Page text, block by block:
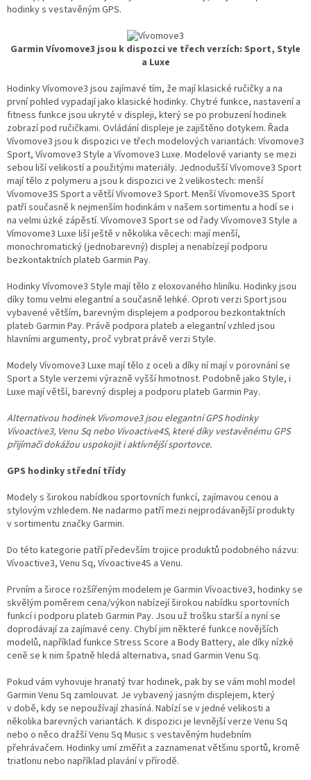
hodinky s vestavěným GPS.
Garmin Vívomove3 jsou k dispozci ve třech verzích: Sport, Style
a Luxe
Hodinky Vívomove3 jsou zajímavé tím, že mají klasické ručičky a na
první pohled vypadají jako klasické hodinky. Chytré funkce, nastavení a
fitness funkce jsou ukryté v displeji, který se po probuzení hodinek
zobrazí pod ručičkami. Ovládání displeje je zajištěno dotykem. Řada
Vívomove3 jsou k dispozici ve třech modelových variantách: Vívomove3
Sport, Vívomove3 Style a Vívomove3 Luxe. Modelové varianty se mezi
sebou liší velikostí a použitými materiály. Jednodušší Vívomove3 Sport
mají tělo z polymeru a jsou k dispozici ve 2 velikostech: menší
Vívomove3S Sport a větší Vívomove3 Sport. Menší Vívomove3S Sport
patří současně k nejmenším hodinkám v našem sortimentu a hodí se i
na velmi úzké zápěstí. Vívomove3 Sport se od řady Vívomove3 Style a
Vímovome3 Luxe liší ještě v několika věcech: mají menší,
monochromatický (jednobarevný) displej a nenabízejí podporu
bezkontaktních plateb Garmin Pay.
Hodinky Vívomove3 Style mají tělo z eloxovaného hliníku. Hodinky jsou
díky tomu velmi elegantní a současně lehké. Oproti verzi Sport jsou
vybavené větším, barevným displejem a podporou bezkontaktních
plateb Garmin Pay. Právě podpora plateb a elegantní vzhled jsou
hlavními argumenty, proč vybrat právě verzi Style.
Modely Vívomove3 Luxe mají tělo z oceli a díky ní mají v porovnání se
Sport a Style verzemi výrazně vyšší hmotnost. Podobně jako Style, i
Luxe mají větší, barevný displej a podporu plateb Garmin Pay.
Alternativou hodinek Vívomove3 jsou elegantní GPS hodinky
Vívoactive3, Venu Sq nebo Vívoactive4S, které díky vestavěnému GPS
přijímači dokážou uspokojit i aktívnější sportovce.
GPS hodinky střední třídy
Modely s širokou nabídkou sportovních funkcí, zajímavou cenou a
stylovým vzhledem. Ne nadarmo patří mezi nejprodávanější produkty
v sortimentu značky Garmin.
Do této kategorie patří především trojice produktů podobného názvu:
Vívoactive3, Venu Sq, Vívoactive4S a Venu.
Prvním a široce rozšířeným modelem je Garmin Vívoactive3, hodinky se
skvělým poměrem cena/výkon nabízejí širokou nabídku sportovních
funkcí i podporu plateb Garmin Pay. Jsou už trošku starší a nyní se
doprodávají za zajímavé ceny. Chybí jim některé funkce novějších
modelů, například funkce Stress Score a Body Battery, ale díky nízké
ceně se k nim špatně hledá alternativa, snad Garmin Venu Sq.
Pokud vám vyhovuje hranatý tvar hodinek, pak by se vám mohl model
Garmin Venu Sq zamlouvat. Je vybavený jasným displejem, který
v době, kdy se nepoužívají zhasíná. Nabízí se v jedné velikosti a
několika barevných variantách. K dispozici je levnější verze Venu Sq
nebo o něco dražší Venu Sq Music s vestavěným hudebním
přehrávačem. Hodinky umí změřit a zaznamenat většinu sportů, kromě
triatlonu nebo například plavání v přírodě.